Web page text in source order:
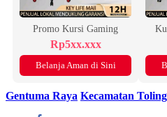
Promo Kursi Gaming
Rp5xx.xxx
Belanja Aman di Sini
Gentuma Raya Kecamatan